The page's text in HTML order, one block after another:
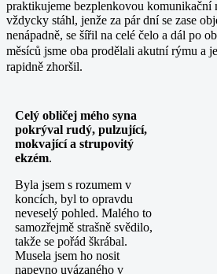
praktikujeme bezplenkovou komunikační
vždycky stáhl, jenže za pár dní se zase
nenápadně, se šířil na celé čelo a dál po
měsíců jsme oba prodělali akutní rýmu a
rapidně zhoršil.
Celý obličej mého syna
pokrýval rudý, pulzující,
mokvající a strupovitý
ekzém.
Byla jsem s rozumem v
koncích, byl to opravdu
neveselý pohled. Malého to
samozřejmě strašně svědilo,
takže se pořád škrábal.
Musela jsem ho nosit
napevno uvázaného v